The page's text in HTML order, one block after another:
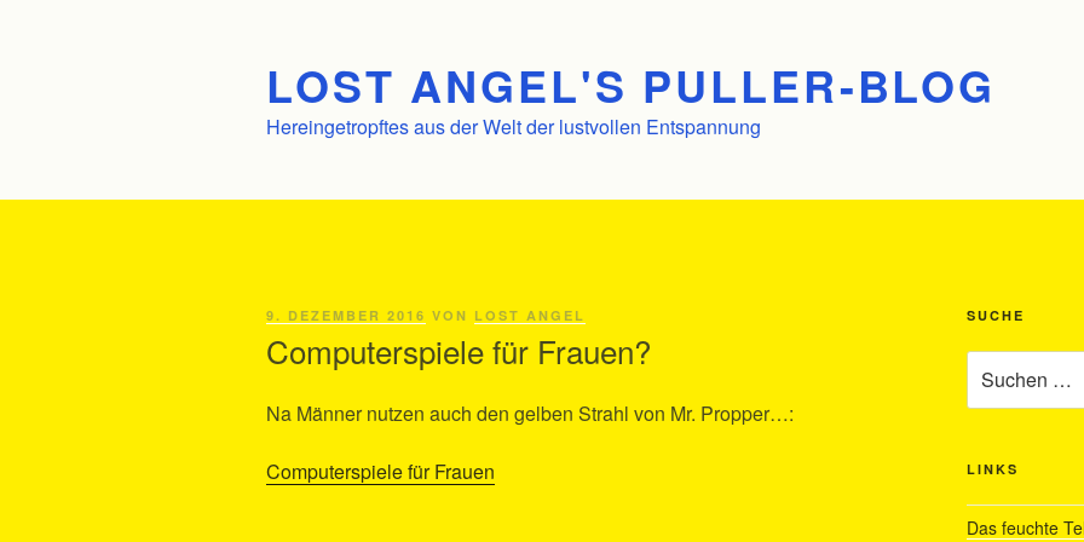
LOST ANGEL'S PULLER-BLOG
Hereingetropftes aus der Welt der lustvollen Entspannung
VERÖFFENTLICHT
9. DEZEMBER 2016 VON LOST ANGEL
Computerspiele für Frauen?
Na Männer nutzen auch den gelben Strahl von Mr. Propper…:
Computerspiele für Frauen
SUCHE
nach:
LINKS
Das feuchte